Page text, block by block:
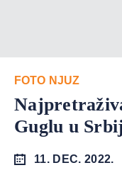
FOTO NJUZ
Guglu u
11. DEC. 2022.